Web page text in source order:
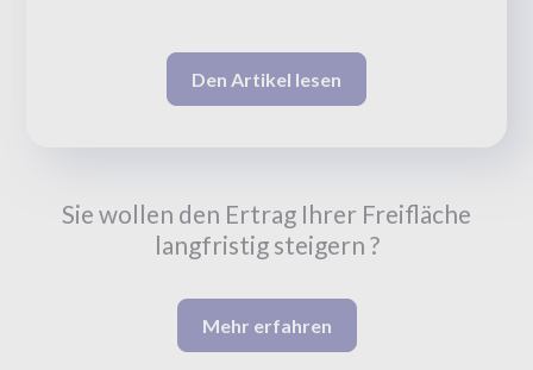
Den Artikel lesen
Sie wollen den Ertrag Ihrer Freifläche
langfristig steigern ?
Mehr erfahren